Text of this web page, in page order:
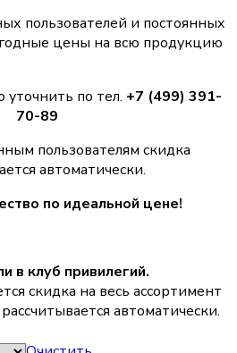
пользователей и постоянных
цены на всю продукцию
по тел. +7 (499) 391-
70-89
пользователям скидка
автоматически.
по идеальной цене!
в клуб привилегий.
скидка на весь ассортимент
автоматически.